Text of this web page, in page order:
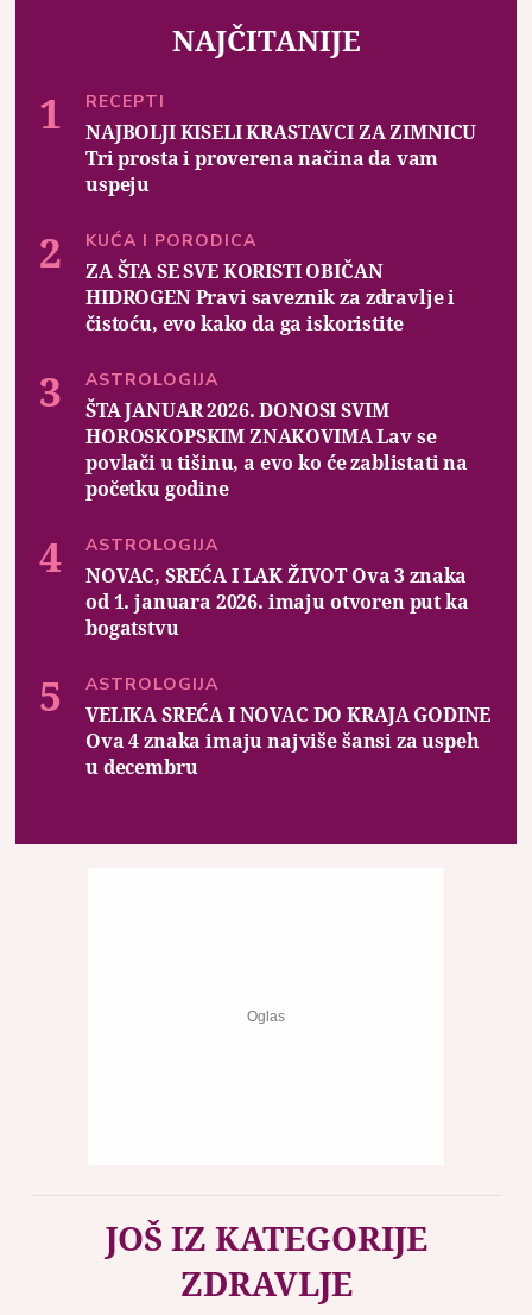
NAJČITANIJE
RECEPTI
NAJBOLJI KISELI KRASTAVCI ZA ZIMNICU
Tri prosta i proverena načina da vam
uspeju
KUĆA I PORODICA
ZA ŠTA SE SVE KORISTI OBIČAN
HIDROGEN Pravi saveznik za zdravlje i
čistoću, evo kako da ga iskoristite
ASTROLOGIJA
ŠTA JANUAR 2026. DONOSI SVIM
HOROSKOPSKIM ZNAKOVIMA Lav se
povlači u tišinu, a evo ko će zablistati na
početku godine
ASTROLOGIJA
NOVAC, SREĆA I LAK ŽIVOT Ova 3 znaka
od 1. januara 2026. imaju otvoren put ka
bogatstvu
ASTROLOGIJA
VELIKA SREĆA I NOVAC DO KRAJA GODINE
Ova 4 znaka imaju najviše šansi za uspeh
u decembru
JOŠ IZ KATEGORIJE
ZDRAVLJE